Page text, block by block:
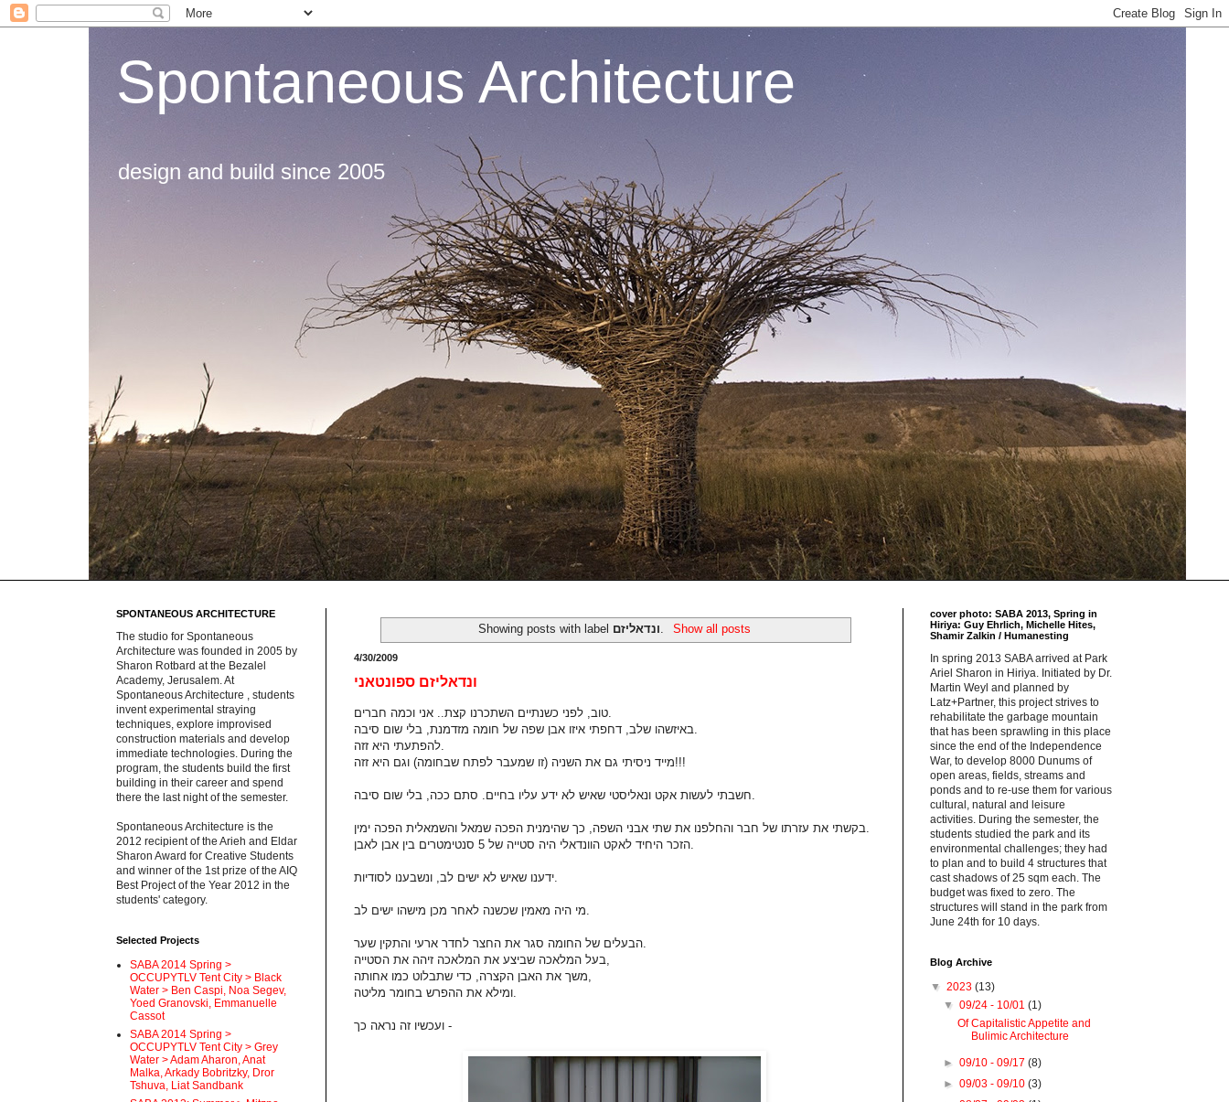
Spontaneous Architecture
design and build since 2005
Showing posts with label ונדאליזם Show all posts
4/30/2009
ונדאליזם ספונטאני
טוב, לפני כשנתיים השתכרנו קצת.. אני וכמה חברים.
באיזשהו שלב, דחפתי איזו אבן שפה של חומה מזדמנת, בלי שום סיבה.
להפתעתי היא זזה.
מייד ניסיתי גם את השניה (זו שמעבר לפתח שבחומה) וגם היא זזה!!!
חשבתי לעשות אקט ונאליסטי שאיש לא ידע עליו בחיים. סתם ככה, בלי שום סיבה.
בקשתי את עזרתו של חבר והחלפנו את שתי אבני השפה, כך שהימנית הפכה שמאל והשמאלית הפכה ימין.
הזכר היחיד לאקט הוונדאלי היה סטייה של 5 סנטימטרים בין אבן לאבן.
ידענו שאיש לא ישים לב, ונשבענו לסודיות.
מי היה מאמין שכשנה לאחר מכן מישהו ישים לב.
הבעלים של החומה סגר את החצר לחדר ארעי והתקין שער.
בעל המלאכה שביצע את המלאכה זיהה את הסטייה,
משך את האבן הקצרה, כדי שתבלוט כמו אחותה,
ומילא את ההפרש בחומר מליטה.
ועכשיו זה נראה כך -
SPONTANEOUS ARCHITECTURE
The studio for Spontaneous
Architecture was founded in 2005 by
Sharon Rotbard at the Bezalel
Academy, Jerusalem. At
Spontaneous Architecture , students
invent experimental straying
techniques, explore improvised
construction materials and develop
immediate technologies. During the
program, the students build the first
building in their career and spend
there the last night of the semester.
Spontaneous Architecture is the
2012 recipient of the Arieh and Eldar
Sharon Award for Creative Students
and winner of the 1st prize of the AIQ
Best Project of the Year 2012 in the
students' category.
Selected Projects
SABA 2014 Spring >
OCCUPYTLV Tent City > Black
Water > Ben Caspi, Noa Segev,
Yoed Granovski, Emmanuelle
Cassot
SABA 2014 Spring >
OCCUPYTLV Tent City > Grey
Water > Adam Aharon, Anat
Malka, Arkady Bobritzky, Dror
Tshuva, Liat Sandbank
cover photo: SABA 2013, Spring in
Hiriya: Guy Ehrlich, Michelle Hites,
Shamir Zalkin / Humanesting
In spring 2013 SABA arrived at Park
Ariel Sharon in Hiriya. Initiated by Dr.
Martin Weyl and planned by
Latz+Partner, this project strives to
rehabilitate the garbage mountain
that has been sprawling in this place
since the end of the Independence
War, to develop 8000 Dunums of
open areas, fields, streams and
ponds and to re-use them for various
cultural, natural and leisure
activities. During the semester, the
students studied the park and its
environmental challenges; they had
to plan and to build 4 structures that
cast shadows of 25 sqm each. The
budget was fixed to zero. The
structures will stand in the park from
June 24th for 10 days.
Blog Archive
▼ 2023 (13)
▼09/24 - 10/01(1)
Of Capitalistic Appetite and
Bulimic Architecture
►09/10 - 09/17(8)
►09/03 - 09/10(3)